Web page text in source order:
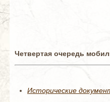
Четвертая очередь
Исторические